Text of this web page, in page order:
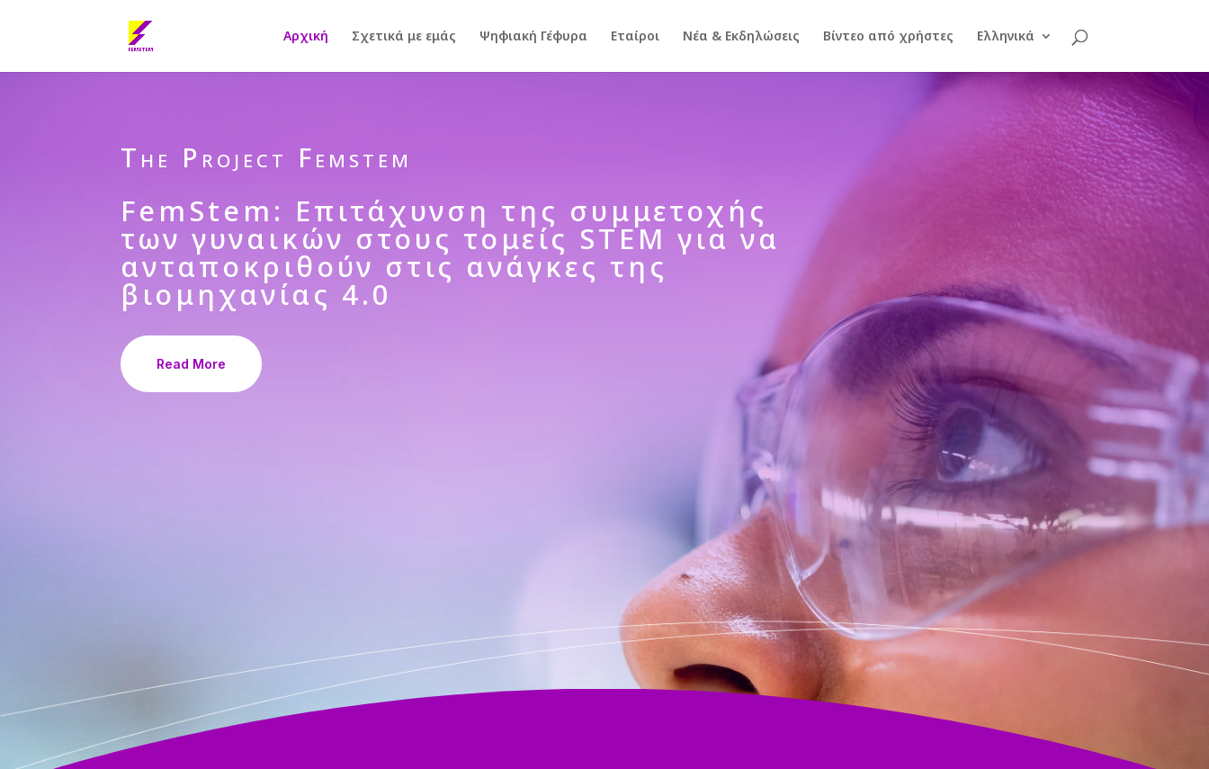
Αρχική Σχετικά με εμάς Ψηφιακή Γέφυρα Εταίροι Νέα & Εκδηλώσεις Βίντεο από χρήστες Ελληνικά
The Project Femstem
FemStem: Επιτάχυνση της συμμετοχής
των γυναικών στους τομείς STEM για να
ανταποκριθούν στις ανάγκες της
βιομηχανίας 4.0
Read More